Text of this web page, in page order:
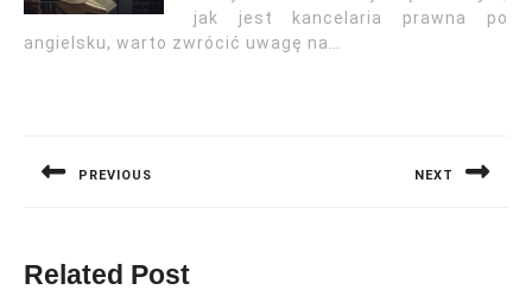
jak jest kancelaria prawna po
angielsku, warto zwrócić uwagę na…
PREVIOUS NEXT
Related Post